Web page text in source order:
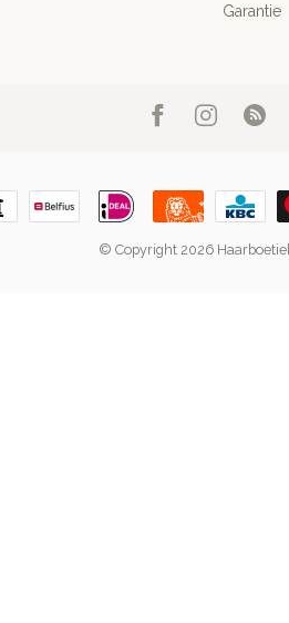
Garantie
© Copyright 2026